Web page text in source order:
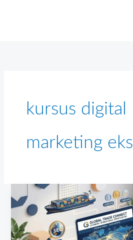
kursus digital
marketing
Ekspor
Online
untuk